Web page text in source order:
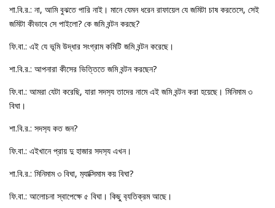
শা.বি.র.: না, আমি বুঝতে পারি নাই। মানে যেমন ধরেন রাফায়েল যে জমিটা চাষ করতেসে, সেই
জমিটা কীভাবে সে পাইলো? কে জমি বন্টন করছে?
ফি.বা.: এই যে ভূমি উদ্ধার সংগ্রাম কমিটি জমি বন্টন করেছে।
শা.বি.র.: আপনারা কীসের ভিত্তিতে জমি বন্টন করছেন?
ফি.বা.: আমরা যেটা করেছি, যারা সদস‍্য তাদের নামে এই জমি বন্টন করা হয়েছে। মিনিমাম ৩
বিঘা।
শা.বি.র.: সদস‍্য কত জন?
ফি.বা.: এইখানে প্রায় দু হাজার সদস‍্য এখন।
শা.বি.র.: মিনিমাম ৩ বিঘা, ম‍্যাক্সিমাম কয় বিঘা?
ফি.বা.: আলোচনা স্বাপেক্ষে ৫ বিঘা। কিছু ব‍্যতিক্রম আছে।